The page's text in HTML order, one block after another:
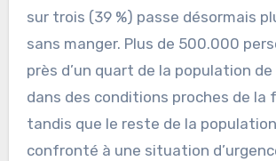
sur trois (39 %) passe désormais
sans manger. Plus de 500.000
près d’un quart de la population
dans des conditions proches de la
tandis que le reste de la
confronté à une situation